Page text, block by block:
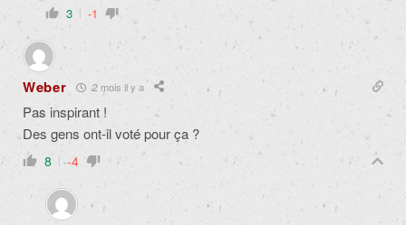
3 -1
Weber 2 mois il y a
Pas inspirant !
Des gens ont-il voté pour ça ?
8 -4